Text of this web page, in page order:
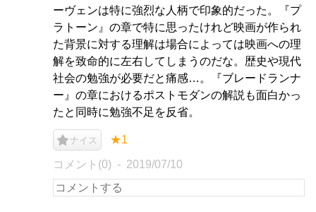
ーヴェンは特に強烈な人柄で印象的だった。『プ
ラトーン』の章で特に思ったけれど映画が作られ
た背景に対する理解は場合によっては映画への理
解を致命的に左右してしまうのだな。歴史や現代
社会の勉強が必要だと痛感…。『ブレードランナ
ー』の章におけるポストモダンの解説も面白かっ
たと同時に勉強不足を反省。
ナイス ★1
コメント(0) 2019/07/10